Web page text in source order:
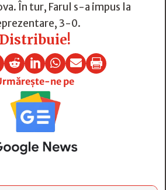
În tur, Farul s-a impus la
3-0.
Distribuie!
   

ne pe